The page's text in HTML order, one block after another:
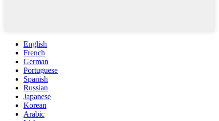
English
French
German
Portuguese
Spanish
Russian
Japanese
Korean
Arabic